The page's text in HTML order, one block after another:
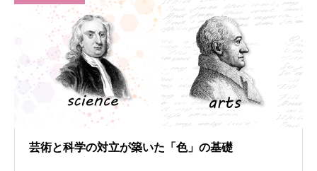
芸術と科学の対立が築いた「色」の基礎